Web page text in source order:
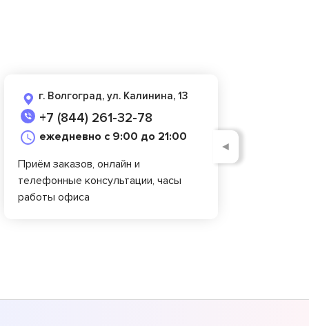
г. Волгоград, ул. Калинина, 13
+7 (844) 261-32-78
ежедневно с 9:00 до 21:00
Приём заказов, онлайн и
телефонные консультации, часы
работы офиса
◄